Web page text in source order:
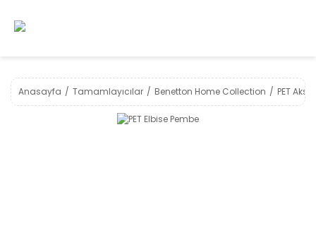
Anasayfa Tamamlayıcılar Benetton Home Collection PET